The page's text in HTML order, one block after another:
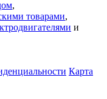
,
товарами,
и
Карта